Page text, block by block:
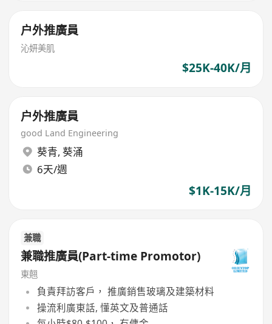
户外推廣員
沁妍美肌
$25K-40K/月
户外推廣員
good Land Engineering
葵青, 葵涌
6天/週
$1K-15K/月
兼職
兼職推廣員(Part-time Promotor)
東翹
負責拜訪客戶， 推廣銷售玻璃及建築材料
操流利廣東話, 懂英文及普通話